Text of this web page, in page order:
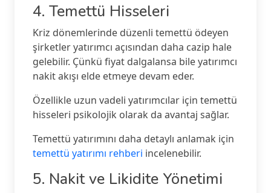
4. Temettü Hisseleri
Kriz dönemlerinde düzenli temettü ödeyen
şirketler yatırımcı açısından daha cazip hale
gelebilir. Çünkü fiyat dalgalansa bile yatırımcı
nakit akışı elde etmeye devam eder.
Özellikle uzun vadeli yatırımcılar için temettü
hisseleri psikolojik olarak da avantaj sağlar.
Temettü yatırımını daha detaylı anlamak için
temettü yatırımı rehberi incelenebilir.
5. Nakit ve Likidite Yönetimi